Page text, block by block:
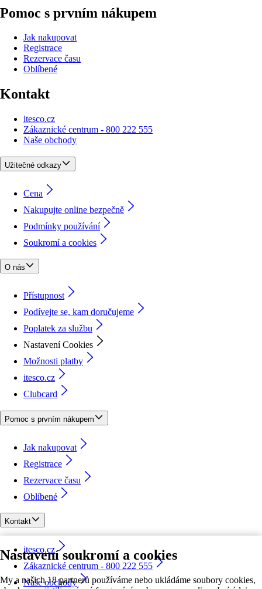
Nastavení soukromí a cookies
My a našich 18 partnerů používáme nebo ukládáme soubory cookies,
Pomoc s prvním nákupem
Jak nakupovat
Registrace
Rezervace času
Oblíbené
Kontakt
itesco.cz
Zákaznické centrum - 800 222 555
Naše obchody
Užitečné odkazy
Cena
Nakupujte online bezpečně
Podmínky používání
Soukromí a cookies
O nás
Přístupnost
Podívejte se, kam doručujeme
Poplatek za službu
Nastavení Cookies
Možnosti platby
itesco.cz
Clubcard
Pomoc s prvním nákupem
Jak nakupovat
Registrace
Rezervace času
Oblíbené
Kontakt
itesco.cz
Zákaznické centrum - 800 222 555
Naše obchody